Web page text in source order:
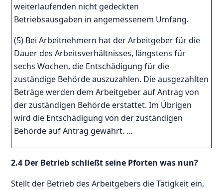
weiterlaufenden nicht gedeckten
Betriebsausgaben in angemessenem Umfang.
(5) Bei Arbeitnehmern hat der Arbeitgeber für die
Dauer des Arbeitsverhältnisses, längstens für
sechs Wochen, die Entschädigung für die
zuständige Behörde auszuzahlen. Die ausgezahlten
Beträge werden dem Arbeitgeber auf Antrag von
der zuständigen Behörde erstattet. Im Übrigen
wird die Entschädigung von der zuständigen
Behörde auf Antrag gewährt. …
2.4 Der Betrieb schließt seine Pforten was nun?
Stellt der Betrieb des Arbeitgebers die Tätigkeit ein,